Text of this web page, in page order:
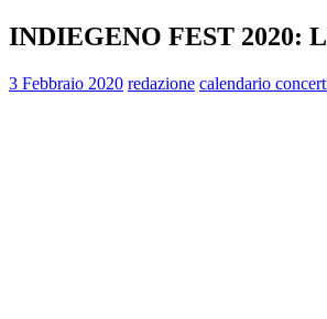
INDIEGENO FEST 2020:
3 Febbraio 2020 redazione calendario